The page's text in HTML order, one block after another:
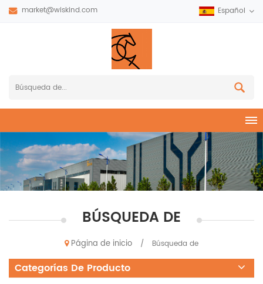
market@wiskind.com Español
BÚSQUEDA DE
Página de inicio / Búsqueda de
Categorías De Producto